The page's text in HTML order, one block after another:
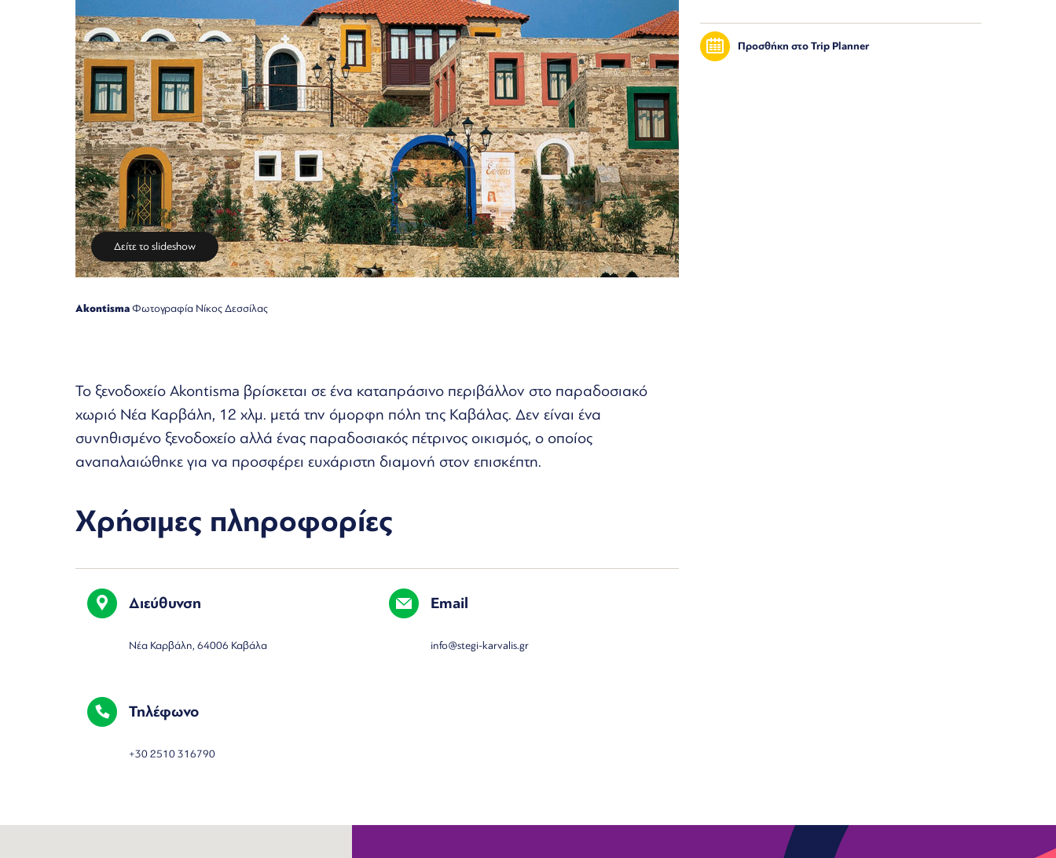
Προσθήκη στο Trip Planner
Δείτε το slideshow
AkontismaΦωτογραφία Νίκος Δεσσίλας
Το ξενοδοχείο Akontisma βρίσκεται σε ένα καταπράσινο περιβάλλον στο παραδοσιακό
χωριό Νέα Καρβάλη, 12 χλμ. μετά την όμορφη πόλη της Καβάλας. Δεν είναι ένα
συνηθισμένο ξενοδοχείο αλλά ένας παραδοσιακός πέτρινος οικισμός, ο οποίος
αναπαλαιώθηκε για να προσφέρει ευχάριστη διαμονή στον επισκέπτη.
Χρήσιμες πληροφορίες
Διεύθυνση
Nέα Καρβάλη, 64006 Καβάλα
Τηλέφωνο
+30 2510 316790
Email
info@stegi-karvalis.gr